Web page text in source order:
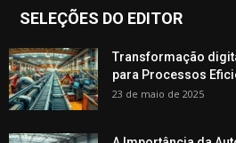
SELEÇÕES DO EDITOR
Transformação
para Processos
23 de maio de 2025